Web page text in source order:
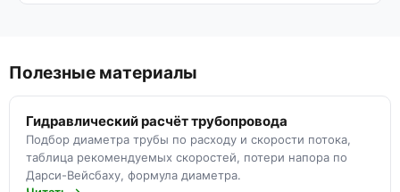
Полезные материалы
Гидравлический расчёт трубопровода
Подбор диаметра трубы по расходу и скорости потока,
таблица рекомендуемых скоростей, потери напора по
Дарси-Вейсбаху, формула диаметра.